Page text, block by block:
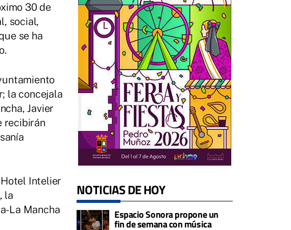
30 de
social,
se ha
la concejala
Javier
recibirán
Intelier
la
La Mancha
NOTICIAS DE HOY
Espacio Sonora propone un
fin de semana con música